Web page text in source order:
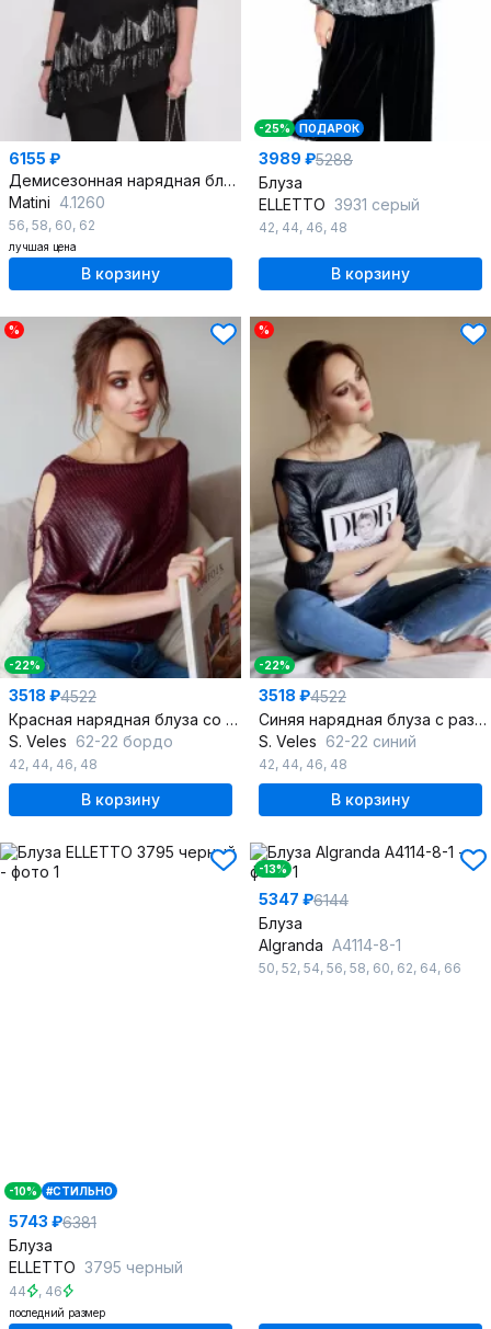
6155 ₽
Демисезонная нарядная блуза с сетчатой отделкой
Matini 4.1260
56, 58, 60, 62
лучшая цена
В корзину
-25% ПОДАРОК
3989 ₽5288
Блуза
ELLETTO 3931 серый
42, 44, 46, 48
В корзину
%
-22%
3518 ₽4522
Красная нарядная блуза со стилем кимоно
S. Veles 62-22 бордо
42, 44, 46, 48
В корзину
%
-22%
3518 ₽4522
Синяя нарядная блуза с разрезами и кольцом
S. Veles 62-22 синий
42, 44, 46, 48
В корзину
-10% #СТИЛЬНО
5743 ₽6381
Блуза
ELLETTO 3795 черный
44 , 46
последний размер
-13%
5347 ₽6144
Блуза
Algranda А4114-8-1
50, 52, 54, 56, 58, 60, 62, 64, 66